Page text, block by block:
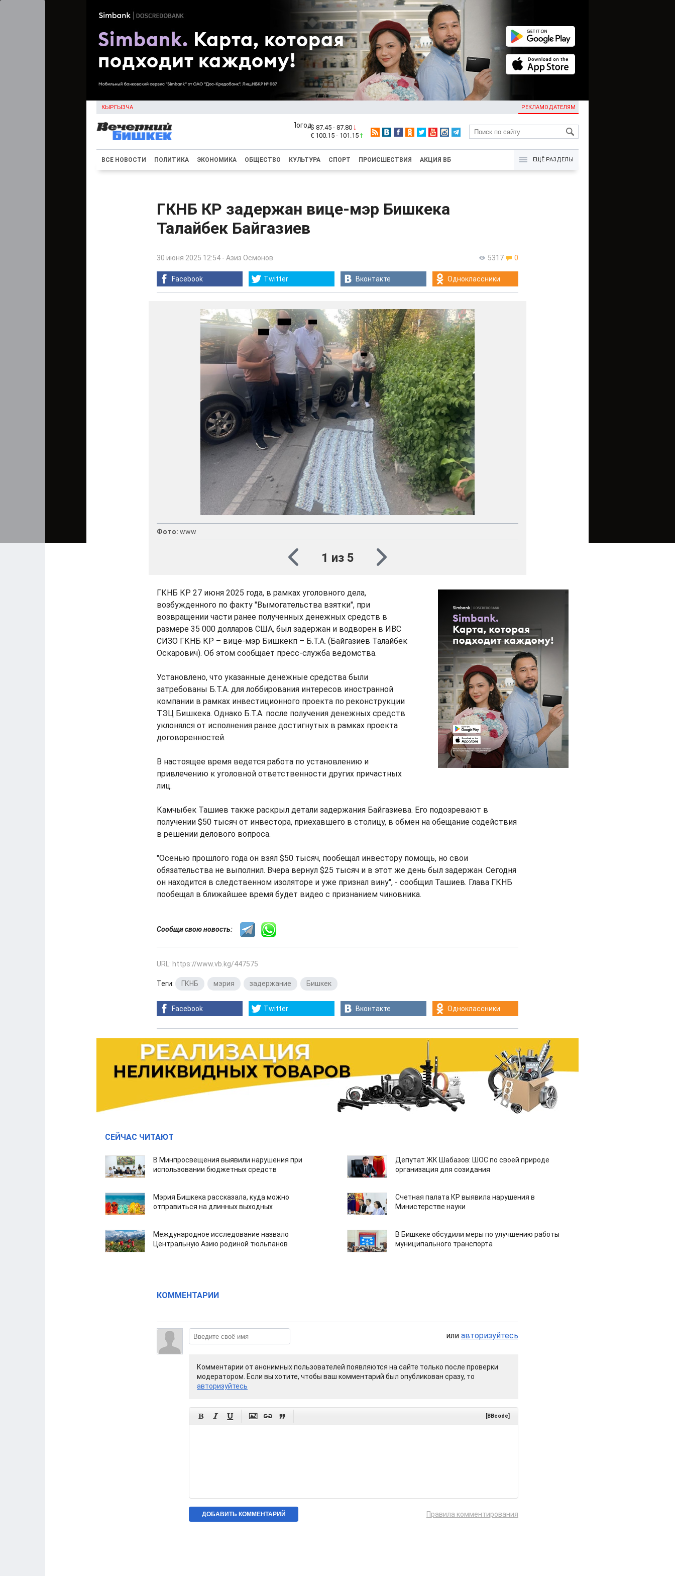
КЫРГЫЗЧА РЕКЛАМОДАТЕЛЯМ
KG
$ 87.45 - 87.80
€ 100.15 - 101.15
ВСЕ НОВОСТИ ПОЛИТИКА ЭКОНОМИКА ОБЩЕСТВО КУЛЬТУРА СПОРТ ПРОИСШЕСТВИЯ АКЦИЯ ВБ ЕЩЁ РАЗДЕЛЫ
ГКНБ КР задержан вице-мэр Бишкека
Талайбек Байгазиев
5317 0
30 июня 2025 12:54 - Азиз Осмонов
Facebook Twitter Вконтакте Одноклассники
Фото: www
1 из 5
ГКНБ КР 27 июня 2025 года, в рамках уголовного дела,
возбужденного по факту "Вымогательства взятки", при
возвращении части ранее полученных денежных средств в
размере 35 000 долларов США, был задержан и водворен в ИВС
СИЗО ГКНБ КР – вице-мэр Бишкекп – Б.Т.А. (Байгазиев Талайбек
Оскарович). Об этом сообщает пресс-служба ведомства.
Установлено, что указанные денежные средства были
затребованы Б.Т.А. для лоббирования интересов иностранной
компании в рамках инвестиционного проекта по реконструкции
ТЭЦ Бишкека. Однако Б.Т.А. после получения денежных средств
уклонялся от исполнения ранее достигнутых в рамках проекта
договоренностей.
В настоящее время ведется работа по установлению и
привлечению к уголовной ответственности других причастных
лиц.
Камчыбек Ташиев также раскрыл детали задержания Байгазиева. Его подозревают в
получении $50 тысяч от инвестора, приехавшего в столицу, в обмен на обещание содействия
в решении делового вопроса.
"Осенью прошлого года он взял $50 тысяч, пообещал инвестору помощь, но свои
обязательства не выполнил. Вчера вернул $25 тысяч и в этот же день был задержан. Сегодня
он находится в следственном изоляторе и уже признал вину", - сообщил Ташиев. Глава ГКНБ
пообещал в ближайшее время будет видео с признанием чиновника.
Сообщи свою новость:
URL: https://www.vb.kg/447575
Теги: ГКНБ мэрия задержание Бишкек
Facebook Twitter Вконтакте Одноклассники
СЕЙЧАС ЧИТАЮТ
В Минпросвещения выявили нарушения при
использовании бюджетных средств
Депутат ЖК Шабазов: ШОС по своей природе
организация для созидания
Мэрия Бишкека рассказала, куда можно
отправиться на длинных выходных
Счетная палата КР выявила нарушения в
Министерстве науки
Международное исследование назвало
Центральную Азию родиной тюльпанов
В Бишкеке обсудили меры по улучшению работы
муниципального транспорта
КОММЕНТАРИИ
или авторизуйтесь
Комментарии от анонимных пользователей появляются на сайте только после проверки
модератором. Если вы хотите, чтобы ваш комментарий был опубликован сразу, то
авторизуйтесь
      [BBcode]
Правила комментирования